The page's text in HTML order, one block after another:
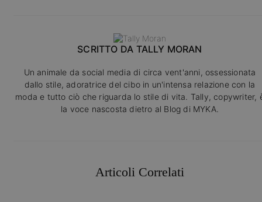
SCRITTO DA TALLY MORAN
Un animale da social media di circa vent'anni, ossessionata
dallo stile, adoratrice del cibo in un'intensa relazione con la
moda e tutto ciò che riguarda lo stile di vita. Tally, copywriter,
la voce nascosta dietro al Blog di MYKA.
Articoli Correlati